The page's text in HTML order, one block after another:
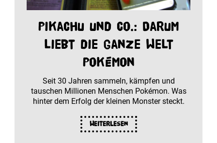
Pikachu und Co.: Darum
liebt die ganze Welt
Pokémon
Seit 30 Jahren sammeln, kämpfen und
tauschen Millionen Menschen Pokémon. Was
hinter dem Erfolg der kleinen Monster steckt.
Weiterlesen